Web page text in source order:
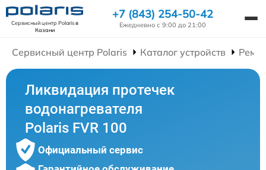
Сервисный центр Polarisв
Казани
+7 (843) 254-50-42
Ежедневно с 9:00 до 21:00
Сервисный центр Polaris Каталог устройств
Ликвидация протечек
водонагревателя
Polaris FVR 100
Официальный сервис